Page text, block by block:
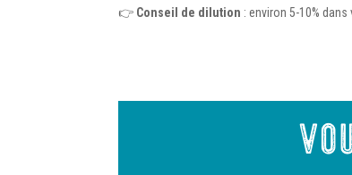
👉 Conseil de dilution : environ 5-10%